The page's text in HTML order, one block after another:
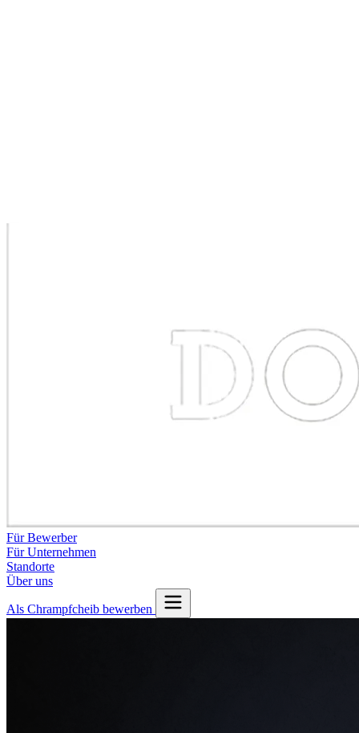
Für Bewerber
Für Unternehmen
Standorte
Über uns
Als Chrampfcheib bewerben